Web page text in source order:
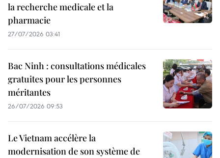
la recherche medicale et la
pharmacie
27/07/2026 03:41
Bac Ninh : consultations médicales
gratuites pour les personnes
méritantes
26/07/2026 09:53
Le Vietnam accélère la
modernisation de son système de